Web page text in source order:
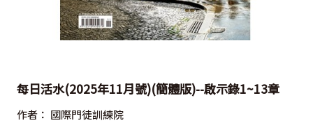
每日活水(2025年11月號)(簡體版)--啟示錄1~13章
作者： 國際門徒訓練院